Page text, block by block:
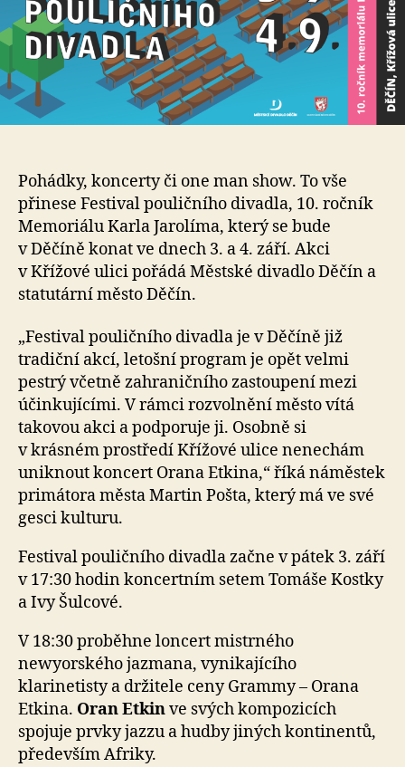
Pohádky, koncerty či one man show. To vše
přinese Festival pouličního divadla, 10. ročník
Memoriálu Karla Jarolíma, který se bude
v Děčíně konat ve dnech 3. a 4. září. Akci
v Křížové ulici pořádá Městské divadlo Děčín a
statutární město Děčín.
„Festival pouličního divadla je v Děčíně již
tradiční akcí, letošní program je opět velmi
pestrý včetně zahraničního zastoupení mezi
účinkujícími. V rámci rozvolnění město vítá
takovou akci a podporuje ji. Osobně si
v krásném prostředí Křížové ulice nenechám
uniknout koncert Orana Etkina,“ říká náměstek
primátora města Martin Pošta, který má ve své
gesci kulturu.
Festival pouličního divadla začne v pátek 3. září
v 17:30 hodin koncertním setem Tomáše Kostky
a Ivy Šulcové.
V 18:30 proběhne loncert mistrného
newyorského jazmana, vynikajícího
klarinetisty a držitele ceny Grammy – Orana
Etkina. Oran Etkinve svých kompozicích
spojuje prvky jazzu a hudby jiných kontinentů,
především Afriky.